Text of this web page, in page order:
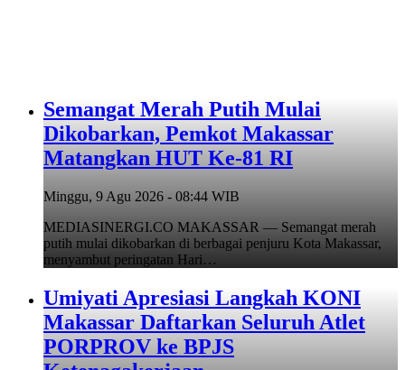
Semangat Merah Putih Mulai
Dikobarkan, Pemkot Makassar
Matangkan HUT Ke-81 RI
Minggu, 9 Agu 2026 - 08:44 WIB
MEDIASINERGI.CO MAKASSAR — Semangat merah
putih mulai dikobarkan di berbagai penjuru Kota Makassar,
menyambut peringatan Hari…
Umiyati Apresiasi Langkah KONI
Makassar Daftarkan Seluruh Atlet
PORPROV ke BPJS